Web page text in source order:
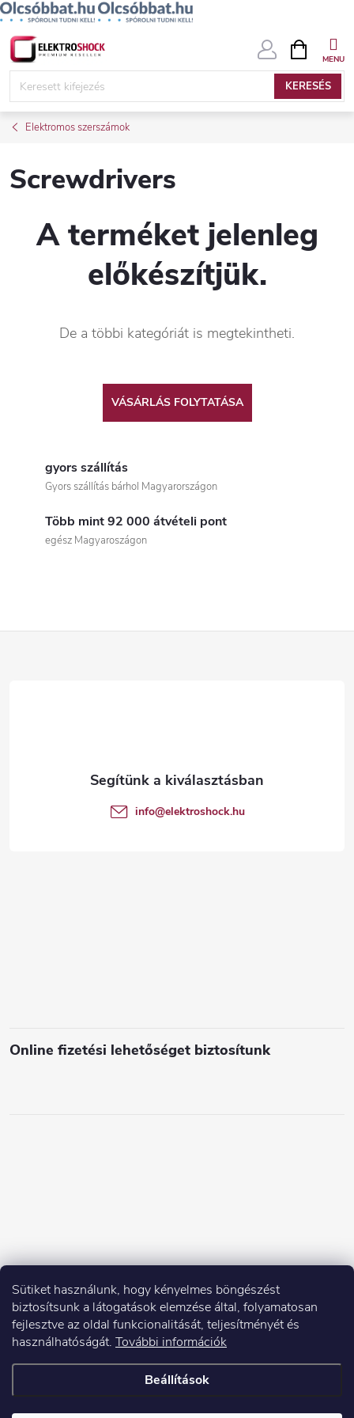
Sütiket használunk, hogy kényelmes böngészést
biztosítsunk a látogatások elemzése által, folyamatosan
fejlesztve az oldal funkcionalitását, teljesítményét és
használhatóságát. További információk
Beállítások
Ugrás
KERESÉS
KOSÁR
Elektromos szerszámok
Screwdrivers
A terméket jelenleg
előkészítjük.
De a többi kategóriát is megtekintheti.
VÁSÁRLÁS FOLYTATÁSA
gyors szállítás
Gyors szállítás bárhol Magyarországon
Több mint 92 000 átvételi pont
egész Magyaroszágon
Online fizetési lehetőséget biztosítunk
info@elektroshock.hu
Copyright 2026Elektroshock.hu. Minden jog fenntartva.